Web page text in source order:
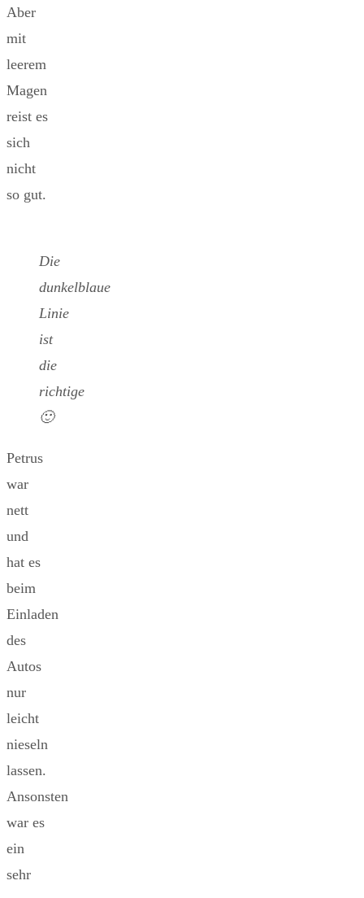
Aber
mit
leerem
Magen
reist es
sich
nicht
so gut.
Die
dunkelblaue
Linie
ist
die
richtige
🙂
Petrus
war
nett
und
hat es
beim
Einladen
des
Autos
nur
leicht
nieseln
lassen.
Ansonsten
war es
ein
sehr